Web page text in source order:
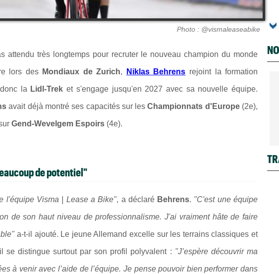
Photo : @vismaleaseabike
attendu très longtemps pour recruter le nouveau champion du monde
lors des Mondiaux de Zurich, Niklas Behrens rejoint la formation
la Lidl-Trek et s'engage jusqu'en 2027 avec sa nouvelle équipe.
avait déjà montré ses capacités sur lesChampionnats d'Europe(2e),
Gend-Wevelgem Espoirs (4e).
de potentiel"
l'équipe Visma | Lease a Bike", a déclaréBehrens. "C'est une équipe
de son haut niveau de professionnalisme. J'ai vraiment hâte de faire
a-t-il ajouté. Le jeune Allemand excelle sur les terrains classiques et
se distingue surtout par son profil polyvalent : "J’espère découvrir ma
à venir avec l’aide de l’équipe. Je pense pouvoir bien performer dans